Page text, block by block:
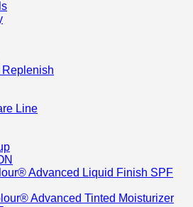
Replenish
Line
Advanced Liquid Finish SPF
Advanced Tinted Moisturizer